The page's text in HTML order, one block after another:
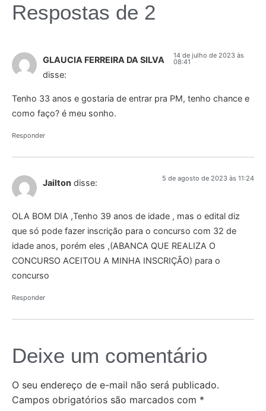
Respostas de 2
GLAUCIA FERREIRA DA SILVA
disse:
14 de julho de 2023 às
08:41
Tenho 33 anos e gostaria de entrar pra PM, tenho chance e
como faço? é meu sonho.
Responder
Jailton disse: 5 de agosto de 2023 às 11:24
OLA BOM DIA ,Tenho 39 anos de idade , mas o edital diz
que só pode fazer inscrição para o concurso com 32 de
idade anos, porém eles ,(ABANCA QUE REALIZA O
CONCURSO ACEITOU A MINHA INSCRIÇÃO) para o
concurso
Responder
Deixe um comentário
O seu endereço de e-mail não será publicado.
Campos obrigatórios são marcados com *